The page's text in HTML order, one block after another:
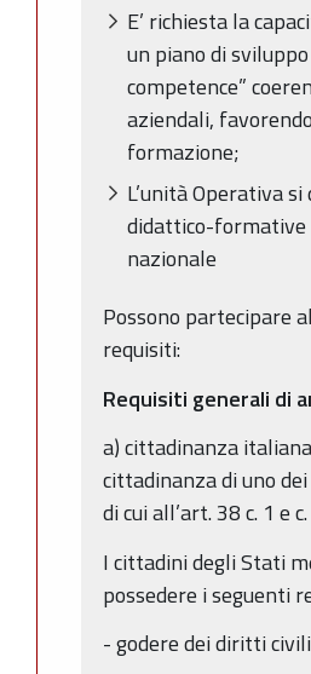
E’ richiesta la
un piano di
competence”
aziendali,
formazione;
L’unità Operativa
didattico-formative
nazionale
Possono partecipare
requisiti:
Requisiti generali di
a) cittadinanza
cittadinanza di uno
di cui all’art. 38 c. 1 e
I cittadini degli Stati
possedere i seguenti
- godere dei diritti